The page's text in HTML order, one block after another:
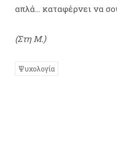
απλά… καταφέρνει να
(Στη Μ.)
Ψυχολογία